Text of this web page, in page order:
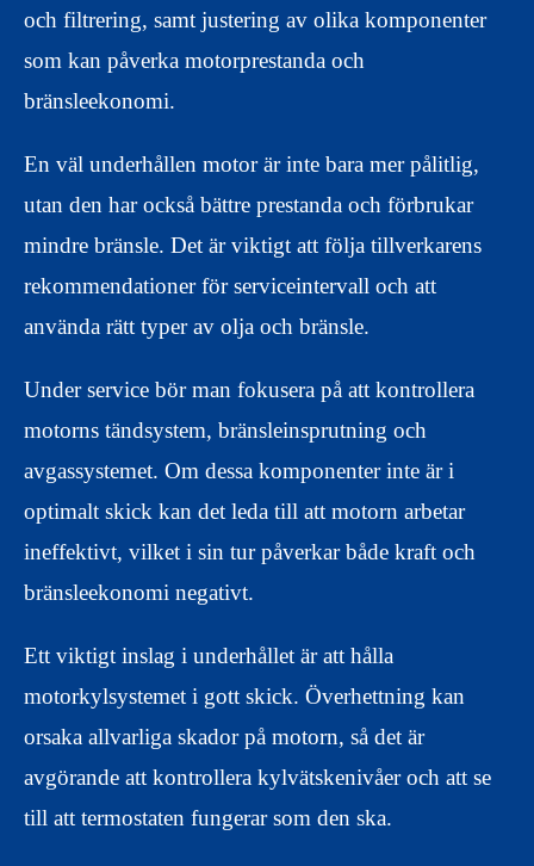
och filtrering, samt justering av olika komponenter
som kan påverka motorprestanda och
bränsleekonomi.
En väl underhållen motor är inte bara mer pålitlig,
utan den har också bättre prestanda och förbrukar
mindre bränsle. Det är viktigt att följa tillverkarens
rekommendationer för serviceintervall och att
använda rätt typer av olja och bränsle.
Under service bör man fokusera på att kontrollera
motorns tändsystem, bränsleinsprutning och
avgassystemet. Om dessa komponenter inte är i
optimalt skick kan det leda till att motorn arbetar
ineffektivt, vilket i sin tur påverkar både kraft och
bränsleekonomi negativt.
Ett viktigt inslag i underhållet är att hålla
motorkylsystemet i gott skick. Överhettning kan
orsaka allvarliga skador på motorn, så det är
avgörande att kontrollera kylvätskenivåer och att se
till att termostaten fungerar som den ska.